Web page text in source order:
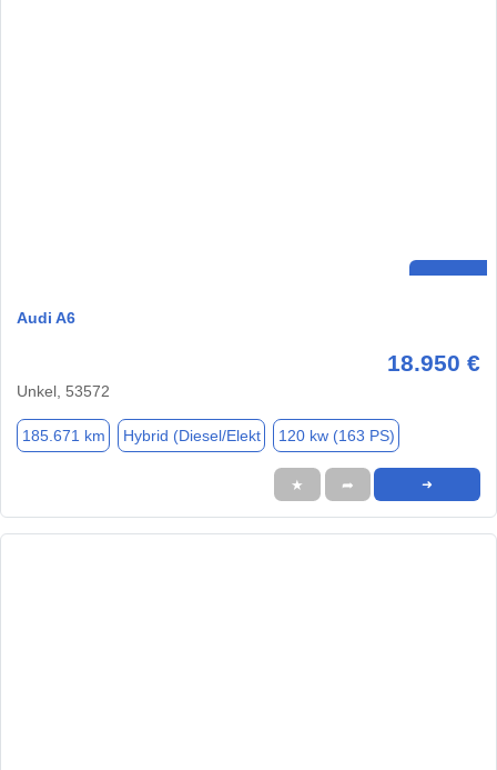
Audi A6
18.950 €
Unkel, 53572
185.671 km Hybrid (Diesel/Elekt 120 kw (163 PS)
★ ➦ ➜